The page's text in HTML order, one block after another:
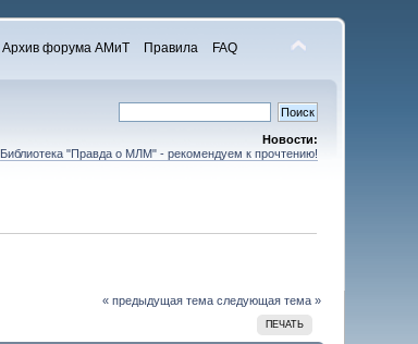
Архив форума АМиТ Правила FAQ
Новости:
Библиотека "Правда о МЛМ" - рекомендуем к прочтению!
« предыдущая тема следующая тема »
ПЕЧАТЬ